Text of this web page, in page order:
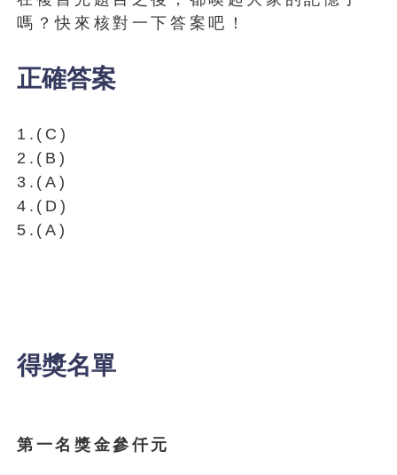
嗎？快來核對一下答案吧！
正確答案
1.(C)
2.(B)
3.(A)
4.(D)
5.(A)
得獎名單
第一名獎金參仟元